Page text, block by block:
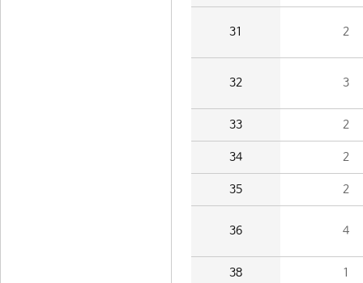
31 2
32 3
33 2
34 2
35 2
36 4
38 1